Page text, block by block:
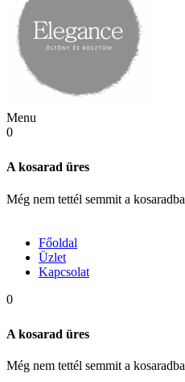
Menu
0
A kosarad üres
Még nem tettél semmit a kosaradba
Főoldal
Üzlet
Kapcsolat
0
A kosarad üres
Még nem tettél semmit a kosaradba